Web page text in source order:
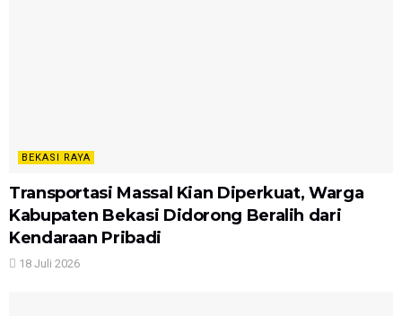
BEKASI RAYA
Transportasi Massal Kian Diperkuat, Warga
Kabupaten Bekasi Didorong Beralih dari
Kendaraan Pribadi
18 Juli 2026